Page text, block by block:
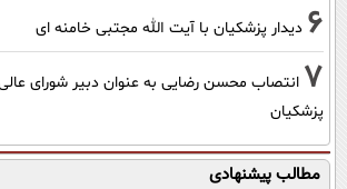
6 دیدار پزشکیان با آیت الله مجتبی خامنه ای
7 انتصاب محسن رضایی به عنوان دبیر شورای
پزشکیان
مطالب پیشنهادی